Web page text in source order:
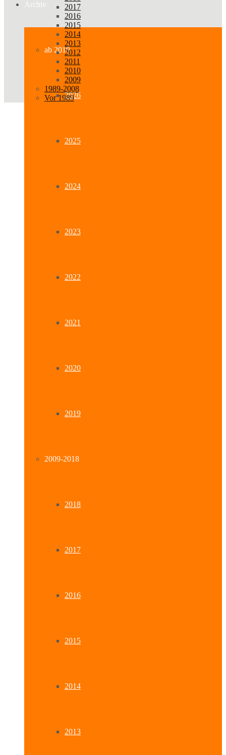
Archiv
ab 2019
2026
2025
2024
2023
2022
2021
2020
2019
2009-2018
2018
2017
2016
2015
2014
2013
2017
2016
2015
2014
2013
2012
2011
2010
2009
1989-2008
Vor 1989